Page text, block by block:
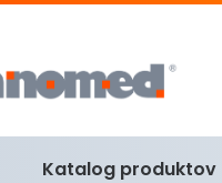
Katalog produktov